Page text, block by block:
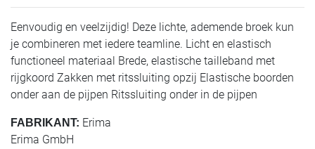
Eenvoudig en veelzijdig! Deze lichte, ademende broek kun
je combineren met iedere teamline. Licht en elastisch
functioneel materiaal Brede, elastische tailleband met
rijgkoord Zakken met ritssluiting opzij Elastische boorden
onder aan de pijpen Ritssluiting onder in de pijpen
FABRIKANT: Erima
Erima GmbH